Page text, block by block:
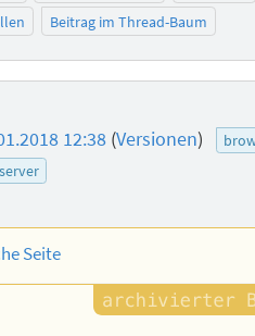
Beitrag im Thread-Baum
12:38 (Versionen)
Seite